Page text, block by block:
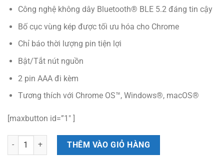
Công nghệ không dây Bluetooth® BLE 5.2 đáng tin cậy
Bố cục vùng kép được tối ưu hóa cho Chrome
Chỉ báo thời lượng pin tiện lợi
Bật/Tắt nút nguồn
2 pin AAA đi kèm
Tương thích với Chrome OS™, Windows®, macOS®
[maxbutton id=”1″ ]
Bàn phím Targus Bluetooth Chromebook™ Midsize kháng khuẩn -
THÊM VÀO GIỎ HÀNG